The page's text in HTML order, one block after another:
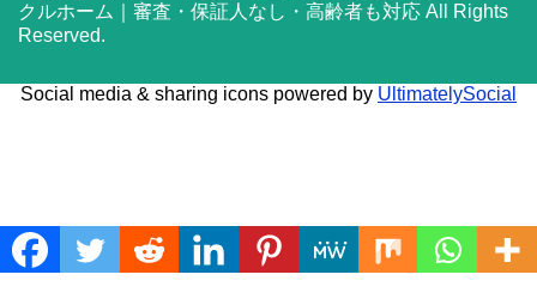
クルホーム｜審査・保証人なし・高齢者も対応 All Rights
Reserved.
Translate »
Social media & sharing icons powered by UltimatelySocial